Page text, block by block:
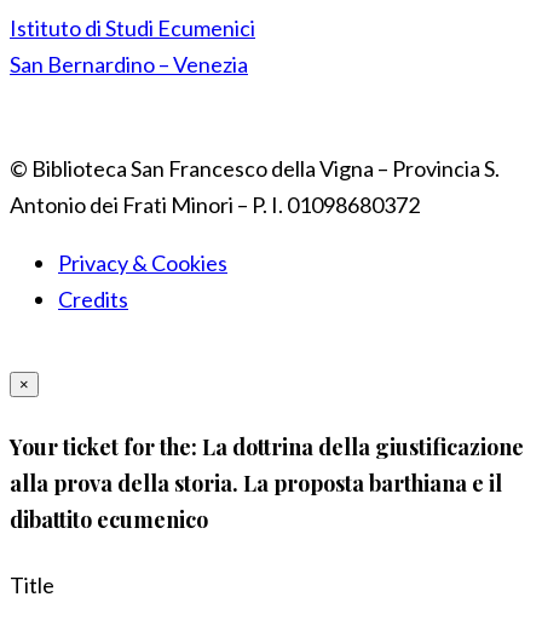
Istituto di Studi Ecumenici
San Bernardino – Venezia
© Biblioteca San Francesco della Vigna – Provincia S.
Antonio dei Frati Minori – P. I. 01098680372
Privacy & Cookies
Credits
×
Your ticket for the: La dottrina della giustificazione
alla prova della storia. La proposta barthiana e il
dibattito ecumenico
Title